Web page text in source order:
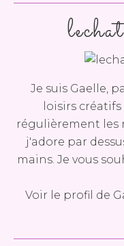
Je suis Gaelle,
loisirs
régulièrement les
j'adore par
mains. Je vous
Voir le profil de